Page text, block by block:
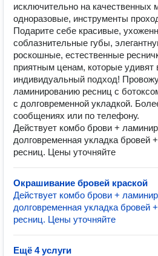
исключительно на качественных
одноразовые, инструменты
Подарите себе красивые,
соблазнительные губы,
роскошные, естественные
приятным ценам, которые удивят
индивидуальный подход!
ламинированию ресниц с
с долговременной укладкой.
сообщениях или по телефону.
Действует комбо брови +
долговременная укладка бровей
ресниц. Цены уточняйте
Окрашивание бровей краской
Действует комбо брови +
долговременная укладка бровей
ресниц. Цены уточняйте
Ещё 4 услуги